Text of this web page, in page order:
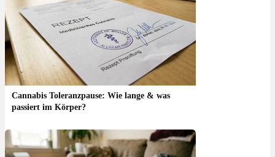
Cannabis Toleranzpause: Wie lange & was
passiert im Körper?